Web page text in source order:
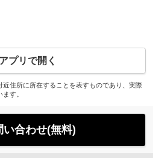
プリで開く
住所に所在することを表すものであり、実際
す。
い合わせ(無料)